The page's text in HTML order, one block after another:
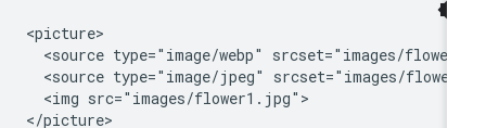
<picture>
<source type="image/webp" srcset="images/
<source type="image/jpeg" srcset="images/
  <img src="images/flower1.jpg">
</picture>